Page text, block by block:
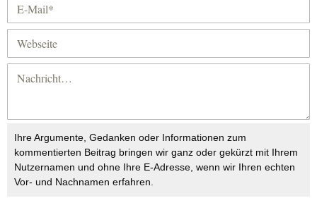
Ihre Argumente, Gedanken oder Informationen zum
kommentierten Beitrag bringen wir ganz oder gekürzt mit Ihrem
Nutzernamen und ohne Ihre E-Adresse, wenn wir Ihren echten
Vor- und Nachnamen erfahren.